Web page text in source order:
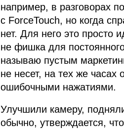
например, в разговорах
с ForceTouch, но когда
нет. Для него это просто
не фишка для
называю пустым
не несет, на тех же часах
ошибочными нажатиями.
Улучшили камеру,
обычно, утверждается,